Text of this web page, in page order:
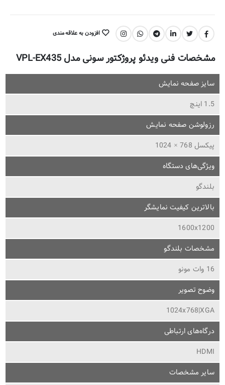
اشتراک گذاری: افزودن به علاقه مندی
مشخصات فنی ویدئو پروژکتور سونی مدل VPL-EX435
سایز صفحه نمایش
1.5 اینچ
رزولوشن صفحه نمایش
پیکسل 768 × 1024
ویژگی‌های دستگاه
بلندگو
بالاترین کیفیت نمایشگر
1600x1200
مشخصات بلندگو
16 وات مونو
وضوح تصویر
1024x768|XGA
درگاه‌های ارتباطی
HDMI
سایر مشخصات